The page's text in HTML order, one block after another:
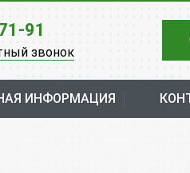
91
звонок
ИНФОРМАЦИЯ